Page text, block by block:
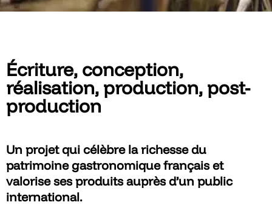
Écriture, conception,
réalisation, production, post-
production
Un projet qui célèbre la richesse du
patrimoine gastronomique français et
valorise ses produits auprès d’un public
international.​